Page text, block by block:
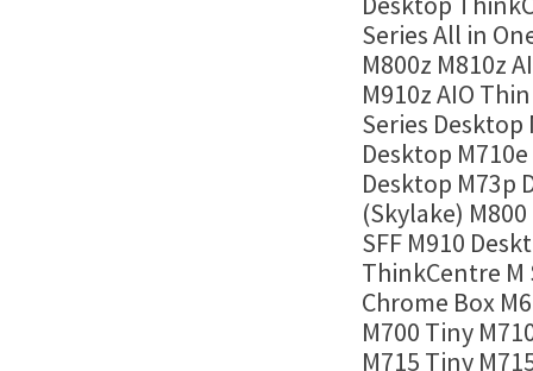
Series All in
M800z M810z
M910z AIO
Series Desktop
Desktop
Desktop M73p
(Skylake) M800
SFF M910
ThinkCentre M
Chrome Box
M700 Tiny
M715 Tiny